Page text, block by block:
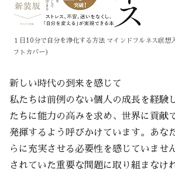
１日10分で自分を浄化する方法 マインドフルネス瞑
フトカバー）
新しい時代の到来を感じて
私たちは前例のない個人の成長を経験
たちに能力の高みを求め、世界に貢献
発揮するよう呼びかけています。あな
らに充実させる必要性を感じていませ
されていた重要な問題に取り組まなけ